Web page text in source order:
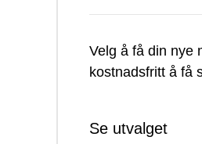
Velg å få din nye
kostnadsfritt å få
Se utvalget